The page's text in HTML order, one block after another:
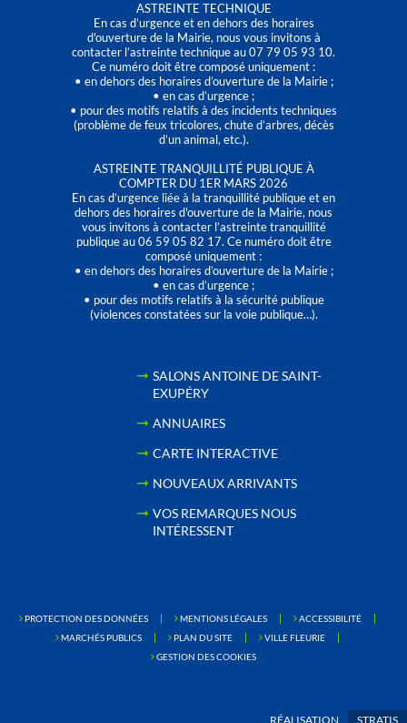
ASTREINTE TECHNIQUE
En cas d’urgence et en dehors des horaires
d'ouverture de la Mairie, nous vous invitons à
contacter l’astreinte technique au 07 79 05 93 10.
Ce numéro doit être composé uniquement :
• en dehors des horaires d’ouverture de la Mairie ;
• en cas d’urgence ;
• pour des motifs relatifs à des incidents techniques
(problème de feux tricolores, chute d’arbres, décès
d’un animal, etc.).
ASTREINTE TRANQUILLITÉ PUBLIQUE À
COMPTER DU 1ER MARS 2026
En cas d’urgence liée à la tranquillité publique et en
dehors des horaires d'ouverture de la Mairie, nous
vous invitons à contacter l’astreinte tranquillité
publique au 06 59 05 82 17. Ce numéro doit être
composé uniquement :
• en dehors des horaires d’ouverture de la Mairie ;
• en cas d’urgence ;
• pour des motifs relatifs à la sécurité publique
(violences constatées sur la voie publique…).
SALONS ANTOINE DE SAINT-
EXUPÉRY
ANNUAIRES
CARTE INTERACTIVE
NOUVEAUX ARRIVANTS
VOS REMARQUES NOUS
INTÉRESSENT
PROTECTION DES DONNÉES MENTIONS LÉGALES
ACCESSIBILITÉ
MARCHÉS PUBLICS
PLAN DU SITE
VILLE FLEURIE
GESTION DES COOKIES
RÉALISATION STRATIS